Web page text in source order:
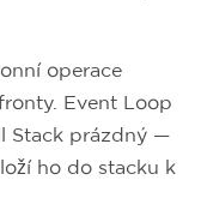
operace
Event Loop
Stack prázdný —
ho do stacku k